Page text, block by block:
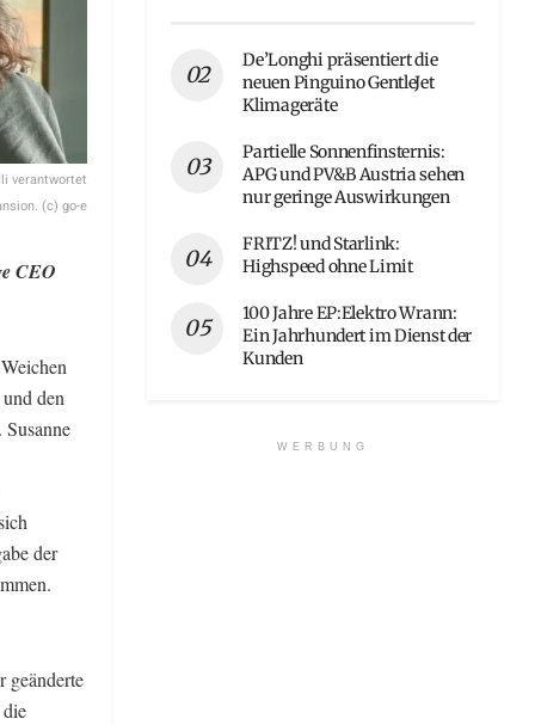
verantwortet
(c) go-e
CEO
den
der
geänderte
De’Longhi präsentiert die
neuen Pinguino GentleJet
Klimageräte
Partielle Sonnenfinsternis:
APG und PV&B Austria sehen
nur geringe Auswirkungen
FRITZ! und Starlink:
Highspeed ohne Limit
100 Jahre EP:Elektro Wrann:
Ein Jahrhundert im Dienst der
Kunden
WERBUNG